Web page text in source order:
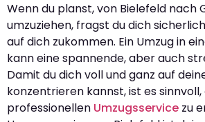
Wenn du planst, von Bielefeld nach
umzuziehen, fragst du dich
auf dich zukommen. Ein Umzug in
kann eine spannende, aber auch
Damit du dich voll und ganz auf
konzentrieren kannst, ist es sinnvoll,
professionellen Umzugsservice zu